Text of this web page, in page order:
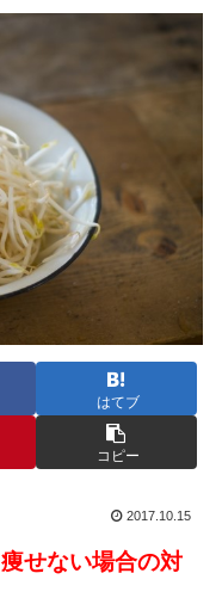
はてブ
コピー
2017.10.15
せない場合の対